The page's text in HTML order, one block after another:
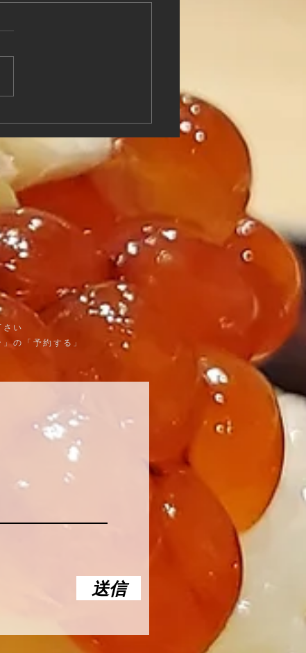
い
の「予約する」
送信